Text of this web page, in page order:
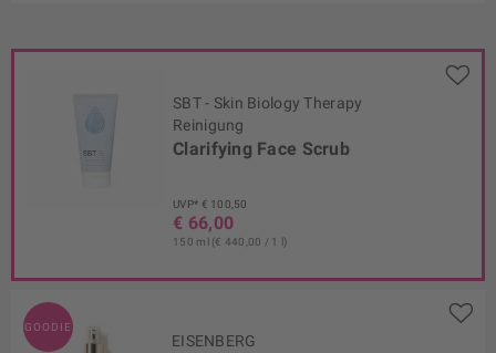
SBT - Skin Biology Therapy
Reinigung
Clarifying Face Scrub
UVP* € 100,50
€ 66,00
150 ml (€ 440,00 / 1 l)
GOODIE
EISENBERG